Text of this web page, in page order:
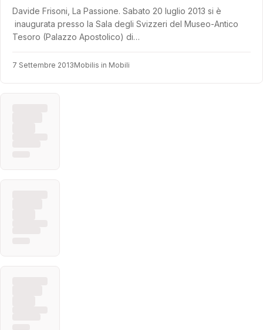
Davide Frisoni, La Passione. Sabato 20 luglio 2013 si è
inaugurata presso la Sala degli Svizzeri del Museo-Antico
Tesoro (Palazzo Apostolico) di…
7 Settembre 2013Mobilis in Mobili